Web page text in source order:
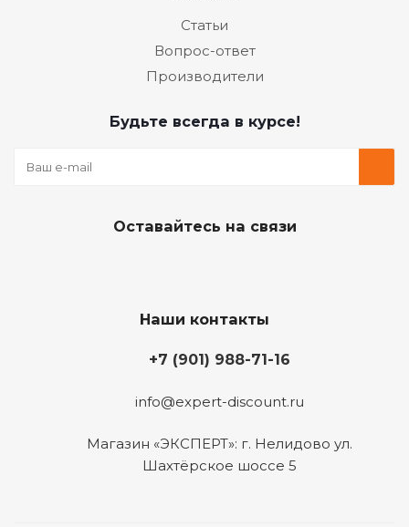
Статьи
Вопрос-ответ
Производители
Будьте всегда в курсе!
Оставайтесь на связи
Наши контакты
+7 (901) 988-71-16
info@expert-discount.ru
Магазин «ЭКСПЕРТ»: г. Нелидово ул.
Шахтёрское шоссе 5